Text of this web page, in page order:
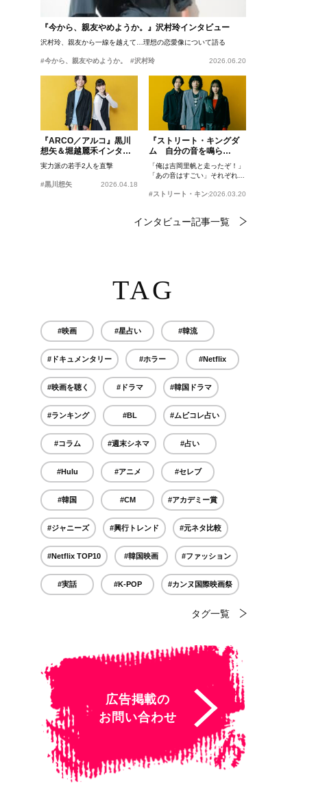
『今から、親友やめようか。』沢村玲インタビュー
沢村玲、親友から一線を越えて…理想の恋愛像について語る
#今から、親友やめようか。 #沢村玲 2026.06.20
『ARCO／アルコ』黒川
想矢＆堀越麗禾インタビ
ュー
実力派の若手2人を直撃
#黒川想矢 2026.04.18
『ストリート・キングダ
ム 自分の音を鳴ら
せ。』峯田和伸、若葉竜
也、吉岡里帆インタビュ
ー
「俺は吉岡里帆と走ったぞ！」
「あの音はすごい」それぞれの
#ストリート・キングダム 自分の音を鳴らせ。
2026.03.20
インタビュー記事一覧
TAG
#映画 #星占い #韓流
#ドキュメンタリー #ホラー #Netflix
#映画を聴く #ドラマ #韓国ドラマ
#ランキング #BL #ムビコレ占い
#コラム #週末シネマ #占い
#Hulu #アニメ #セレブ
#韓国 #CM #アカデミー賞
#ジャニーズ #興行トレンド #元ネタ比較
#Netflix TOP10 #韓国映画 #ファッション
#実話 #K-POP #カンヌ国際映画祭
タグ一覧
広告掲載の
お問い合わせ